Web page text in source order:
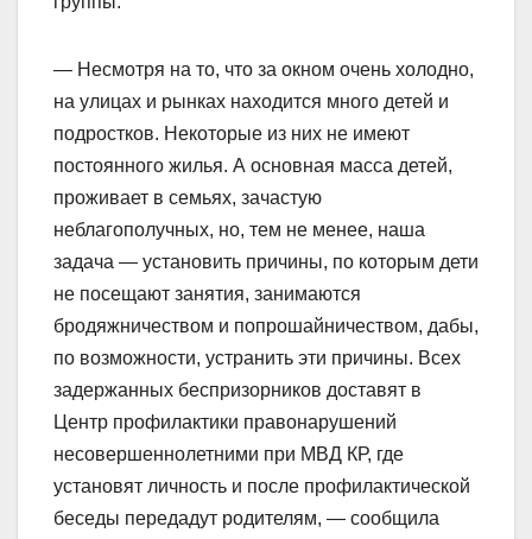
— Несмотря на то, что за окном очень холодно,
на улицах и рынках находится много детей и
подростков. Некоторые из них не имеют
постоянного жилья. А основная масса детей,
проживает в семьях, зачастую
неблагополучных, но, тем не менее, наша
задача — установить причины, по которым дети
не посещают занятия, занимаются
бродяжничеством и попрошайничеством, дабы,
по возможности, устранить эти причины. Всех
задержанных беспризорников доставят в
Центр профилактики правонарушений
несовершеннолетними при МВД КР, где
установят личность и после профилактической
беседы передадут родителям, — сообщила